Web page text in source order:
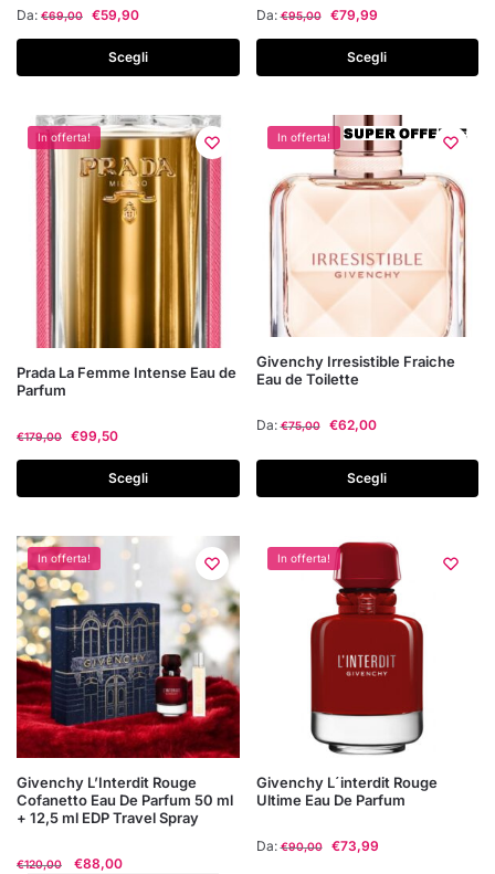
Da: €69,00 €59,90
Scegli
Le
possono
essere
scelte
nella
pagina
del
prodotto
Da:€95,00 €79,99
Scegli
Le
possono
scelte
nella
pagina
prodotto
In offerta!
Prada La Femme Intense Eau de
Parfum
€179,00 €99,50
Scegli
Questo
prodotto
Le
possono
essere
scelte
nella
pagina
del
prodotto
In offerta!
Givenchy Irresistible Fraiche
Eau de Toilette
Da:€75,00 €62,00
Scegli
Questo
prodotto
varianti.
Le
possono
essere
prodotto
In offerta!
Givenchy L’Interdit Rouge
Cofanetto Eau De Parfum 50 ml
+ 12,5 ml EDP Travel Spray
€120,00
Il
€88,00
In offerta!
Givenchy L´interdit Rouge
Ultime Eau De Parfum
Da:€90,00 €73,99
Questo
prodotto